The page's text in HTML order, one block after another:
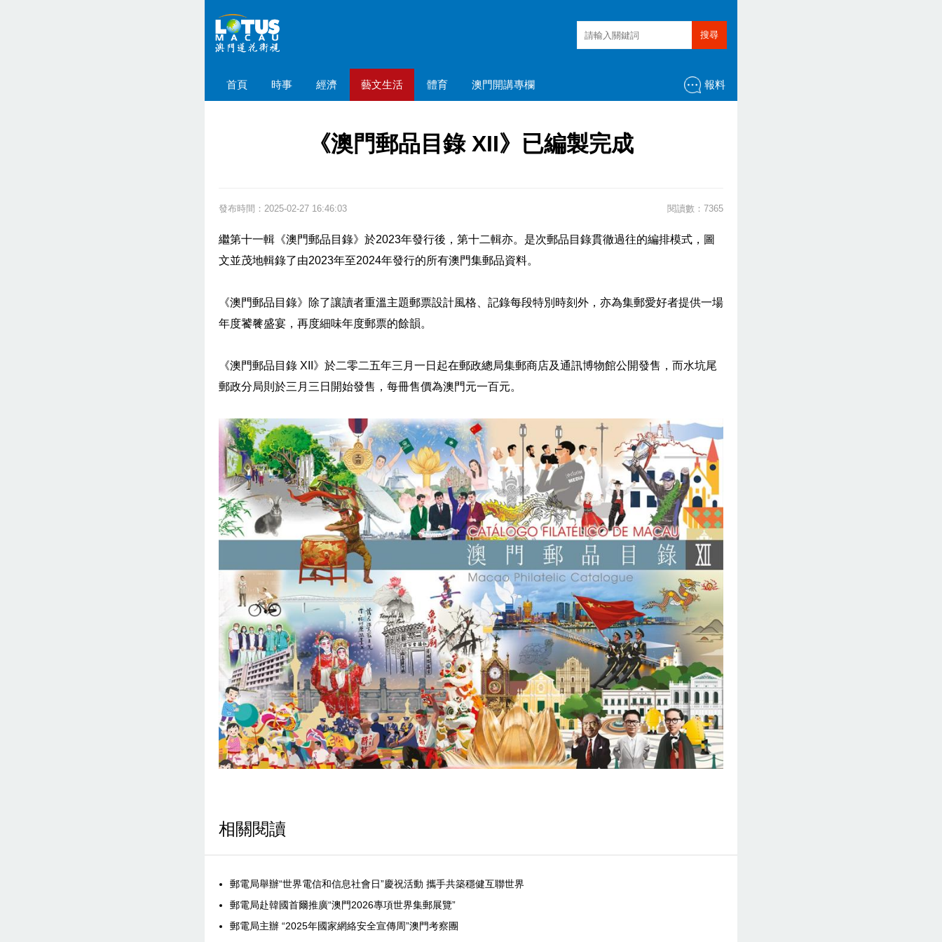
搜尋
首頁 時事 經濟 藝文生活 體育 澳門開講專欄 報料
《澳門郵品目錄 XII》已編製完成
發布時間：2025-02-27 16:46:03 閱讀數：7365
繼第十一輯《澳門郵品目錄》於2023年發行後，第十二輯亦。是次郵品目錄貫徹過往的編排模式，圖
文並茂地輯錄了由2023年至2024年發行的所有澳門集郵品資料。
《澳門郵品目錄》除了讓讀者重溫主題郵票設計風格、記錄每段特別時刻外，亦為集郵愛好者提供一場
年度饕餮盛宴，再度細味年度郵票的餘韻。
《澳門郵品目錄 XII》於二零二五年三月一日起在郵政總局集郵商店及通訊博物館公開發售，而水坑尾
郵政分局則於三月三日開始發售，每冊售價為澳門元一百元。
相關閱讀
郵電局舉辦“世界電信和信息社會日”慶祝活動 攜手共築穩健互聯世界
郵電局赴韓國首爾推廣“澳門2026專項世界集郵展覽”
郵電局主辦 “2025年國家網絡安全宣傳周”澳門考察團